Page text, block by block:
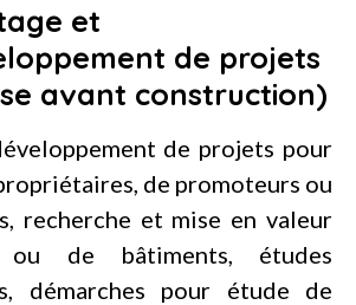
et
de projets
avant construction)
de projets pour
de promoteurs ou
recherche et mise en valeur
de bâtiments, études
démarches pour étude de